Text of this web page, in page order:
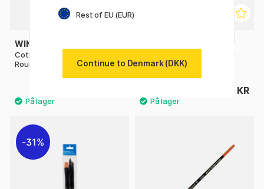
WINSOR & NEWTON
Cotman Brush - Series 111
Round 2
Round 6
62 KR
31%
Rest of EU (EUR)
Continue to Denmark (DKK)